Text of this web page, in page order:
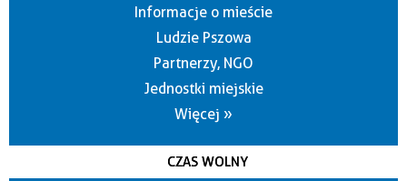
Informacje o mieście
Ludzie Pszowa
Partnerzy, NGO
Jednostki miejskie
Więcej »
CZAS WOLNY